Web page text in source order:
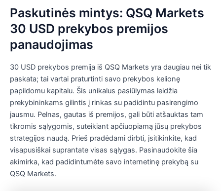
Paskutinės mintys: QSQ Markets
30 USD prekybos premijos
panaudojimas
30 USD prekybos premija iš QSQ Markets yra daugiau nei tik
paskata; tai vartai praturtinti savo prekybos kelionę
papildomu kapitalu. Šis unikalus pasiūlymas leidžia
prekybininkams gilintis į rinkas su padidintu pasirengimo
jausmu. Pelnas, gautas iš premijos, gali būti atšauktas tam
tikromis sąlygomis, suteikiant apčiuopiamą jūsų prekybos
strategijos naudą. Prieš pradėdami dirbti, įsitikinkite, kad
visapusiškai suprantate visas sąlygas. Pasinaudokite šia
akimirka, kad padidintumėte savo internetinę prekybą su
QSQ Markets.